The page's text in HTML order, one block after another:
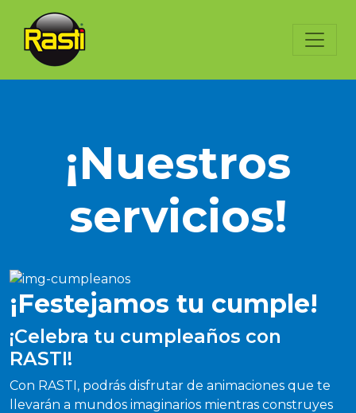
¡Nuestros
servicios!
¡Festejamos tu cumple!
¡Celebra tu cumpleaños con
RASTI!
Con RASTI, podrás disfrutar de animaciones que te
llevarán a mundos imaginarios mientras construyes